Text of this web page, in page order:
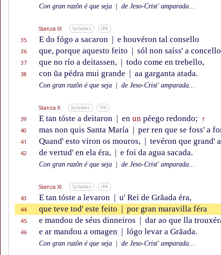
Con gran razôn é que seja de Jeso-Crist' amparada...
Stanza IX Syllables IPA
35 E do fógo a sacaron | e houvéron tal consello
36 que, porque aquesto feito | sól non saíss' a
37 que no río a deitassen, | todo come en trebello,
38 con ũa pédra mui grande | aa garganta atada.
Con gran razôn é que seja de Jeso-Crist' amparada...
Stanza X Syllables IPA
39 E tan tóste a deitaron | en un péego redondo; †
40 mas non quis Santa María | per ren que se foss' a
41 Quand' esto viron os mouros, | tevéron que grand'
42 de vertud' en ela éra, | e foi da agua sacada.
Con gran razôn é que seja de Jeso-Crist' amparada...
Stanza XI Syllables IPA
43 E tan tóste a levaron | u' Rei de Grãada éra,
44 que teve tod' este feito | por gran maravilla féra
45 e mandou de séus dinneiros | dar ao que lla
46 e ar mandou a omagen | lógo levar a Grãada.
Con gran razôn é que seja de Jeso-Crist' amparada...